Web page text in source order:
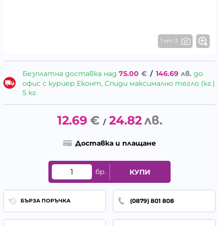
1 от 3
Безплатна доставка над 75.00 € / 146.69 лв. до
офис с куриер Еконт, Спиди максимално тегло (кг.)
5 кг.
12.69 € / 24.82лв.
Доставка и плащане
бр. КУПИ
БЪРЗА ПОРЪЧКА (0879) 801 808